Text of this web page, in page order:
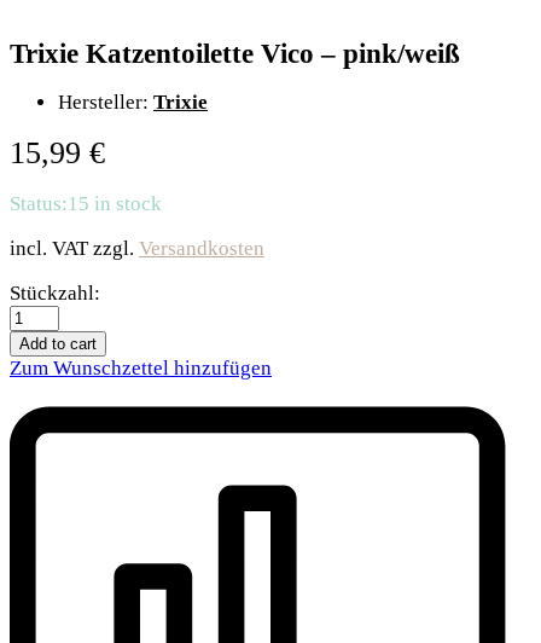
Trixie Katzentoilette Vico – pink/weiß
Hersteller: Trixie
15,99 €
Status: 15 in stock
incl. VAT zzgl. Versandkosten
Trixie
Katzentoilette
Vico
-
quantity
Stückzahl:
Add to cart
Zum Wunschzettel hinzufügen